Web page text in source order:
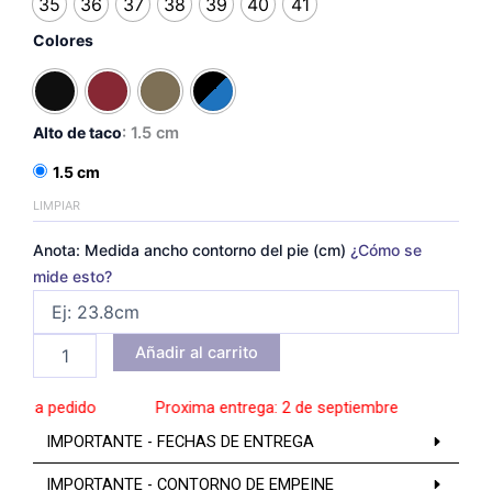
Colores
Alto de taco: 1.5 cm
1.5 cm
LIMPIAR
Anota: Medida ancho contorno del pie (cm) ¿Cómo se
mide esto?
Añadir al carrito
a pedido______ Proxima entrega: 2 de septiembre______
IMPORTANTE - FECHAS DE ENTREGA
IMPORTANTE - CONTORNO DE EMPEINE